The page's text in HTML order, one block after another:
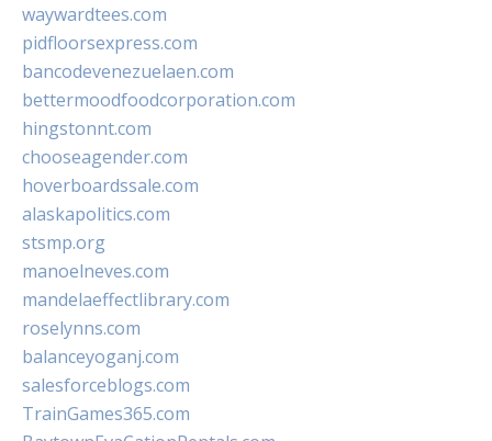
waywardtees.com
pidfloorsexpress.com
bancodevenezuelaen.com
bettermoodfoodcorporation.com
hingstonnt.com
chooseagender.com
hoverboardssale.com
alaskapolitics.com
stsmp.org
manoelneves.com
mandelaeffectlibrary.com
roselynns.com
balanceyoganj.com
salesforceblogs.com
TrainGames365.com